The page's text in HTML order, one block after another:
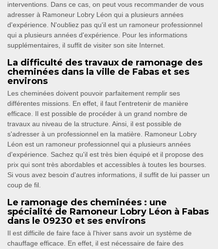
interventions. Dans ce cas, on peut vous recommander de vous
adresser à Ramoneur Lobry Léon qui a plusieurs années
d'expérience. N'oubliez pas qu'il est un ramoneur professionnel
qui a plusieurs années d'expérience. Pour les informations
supplémentaires, il suffit de visiter son site Internet.
La difficulté des travaux de ramonage des
cheminées dans la ville de Fabas et ses
environs
Les cheminées doivent pouvoir parfaitement remplir ses
différentes missions. En effet, il faut l'entretenir de manière
efficace. Il est possible de procéder à un grand nombre de
travaux au niveau de la structure. Ainsi, il est possible de
s'adresser à un professionnel en la matière. Ramoneur Lobry
Léon est un ramoneur professionnel qui a plusieurs années
d'expérience. Sachez qu'il est très bien équipé et il propose des
prix qui sont très abordables et accessibles à toutes les bourses.
Si vous avez besoin d'autres informations, il suffit de lui passer un
coup de fil.
Le ramonage des cheminées : une
spécialité de Ramoneur Lobry Léon à Fabas
dans le 09230 et ses environs
Il est difficile de faire face à l'hiver sans avoir un système de
chauffage efficace. En effet, il est nécessaire de faire des